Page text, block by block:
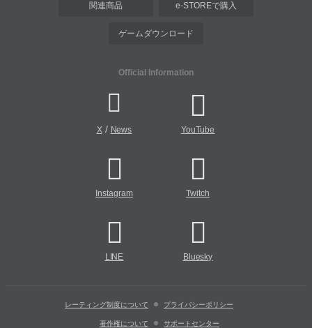
関連商品 e-STOREで購入
ゲームダウンロード
Official Information
X/ News YouTube
Instagram Twitch
LINE Bluesky
レーティング制度について プライバシーポリシー
著作権について サポートセンター